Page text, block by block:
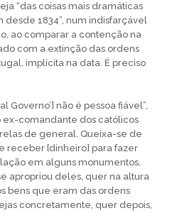
“das coisas mais dramáticas
1834”, num indisfarçável
ao comparar a contenção na
com a extinção das ordens
implícita na data. É preciso
Governo’] não é pessoa fiável”,
ex-comandante dos católicos
de general. Queixa-se de
receber [dinheiro] para fazer
em alguns monumentos,
apropriou deles, quer na altura
bens que eram das ordens
concretamente, quer depois,